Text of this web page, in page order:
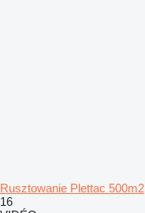
Rusztowanie Plettac
16